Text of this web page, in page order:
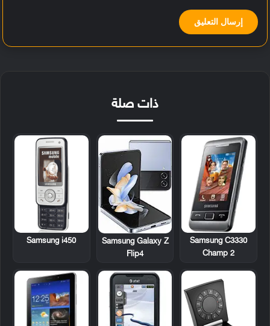
ذات صلة
Samsung C3330
Champ 2
Samsung Galaxy Z
Flip4
Samsung i450